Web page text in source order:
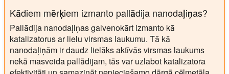
Kādiem mērķiem izmanto pallādija nanodaļiņas?
Pallādija nanodaļiņas galvenokārt izmanto kā
katalizatorus ar lielu virsmas laukumu. Tā kā
nanodaļiņām ir daudz lielāks aktīvās virsmas laukums
nekā masveida pallādijam, tās var uzlabot katalizatora